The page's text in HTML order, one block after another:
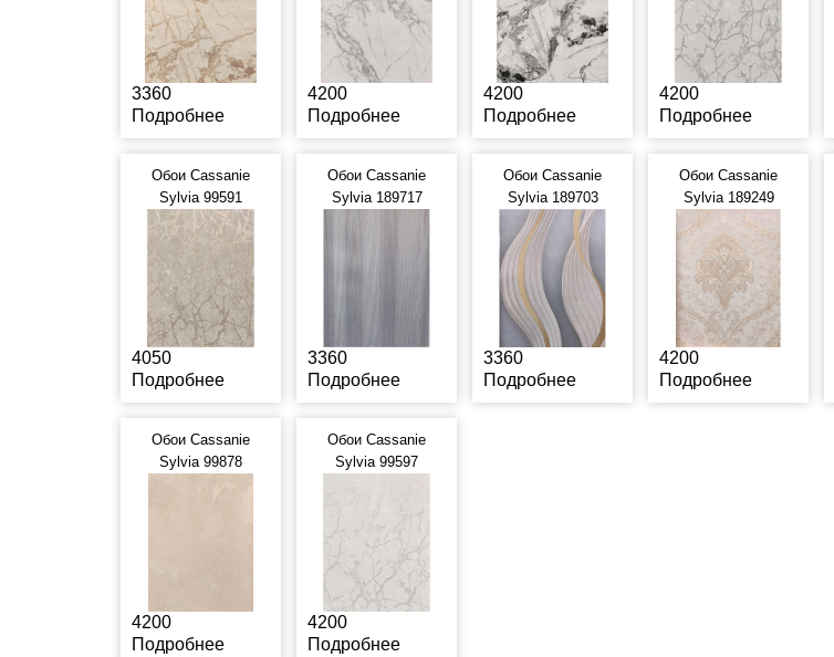
3360
Подробнее
4200
Подробнее
4200
Подробнее
4200
Подробнее
Обои Cassanie
Sylvia 99591
4050
Подробнее
Обои Cassanie
Sylvia 189717
3360
Подробнее
Обои Cassanie
Sylvia 189703
3360
Подробнее
Обои Cassanie
Sylvia 189249
4200
Подробнее
Обои Cassanie
Sylvia 99878
4200
Подробнее
Обои Cassanie
Sylvia 99597
4200
Подробнее